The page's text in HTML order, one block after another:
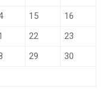
15
16
22
23
29
30